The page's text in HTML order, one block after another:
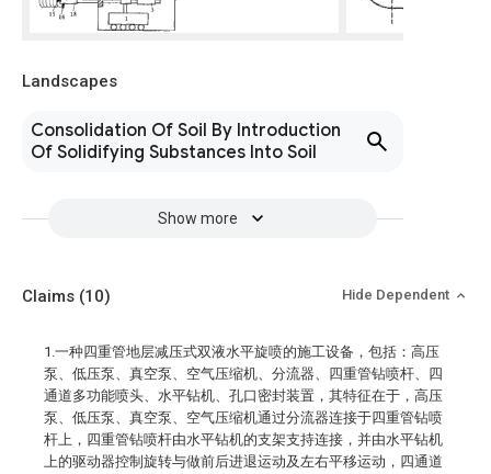
Landscapes
Consolidation Of Soil By Introduction
Of Solidifying Substances Into Soil
Show more
Claims (10) Hide Dependent
1.一种四重管地层减压式双液水平旋喷的施工设备，包括：高压
泵、低压泵、真空泵、空气压缩机、分流器、四重管钻喷杆、四
通道多功能喷头、水平钻机、孔口密封装置，其特征在于，高压
泵、低压泵、真空泵、空气压缩机通过分流器连接于四重管钻喷
杆上，四重管钻喷杆由水平钻机的支架支持连接，并由水平钻机
上的驱动器控制旋转与做前后进退运动及左右平移运动，四通道